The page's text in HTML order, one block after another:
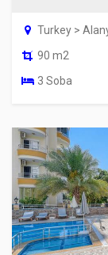
Turkey >
90 m2
3 Soba